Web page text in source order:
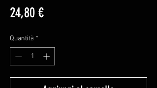
24,80 €Prezzo
Quantità *